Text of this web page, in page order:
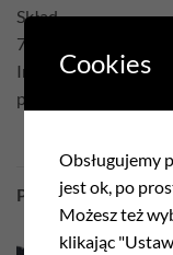
Skład
75% Poliester 22%
Inne
poszewka
PODOBNE
Cookies
Obsługujemy
jest ok, po
Możesz też
klikając